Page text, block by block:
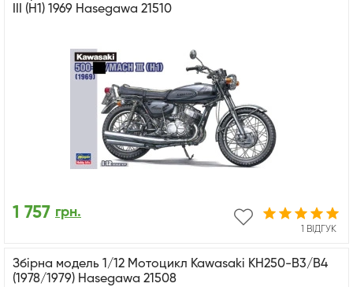
III (H1) 1969 Hasegawa 21510
1 ВІДГУК
1 757 грн.
Збірна модель 1/12 Мотоцикл Kawasaki KH250-B3/B4
(1978/1979) Hasegawa 21508